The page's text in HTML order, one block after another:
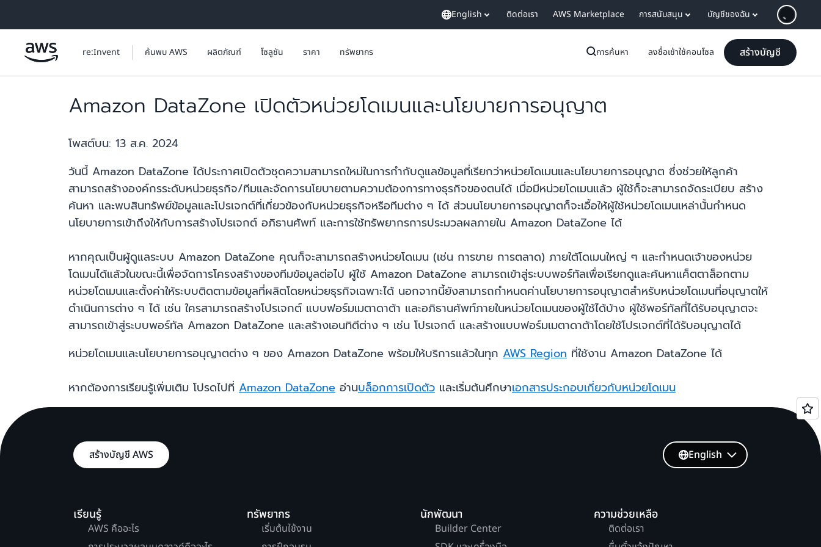
English ติดต่อเรา AWS Marketplace การสนับสนุน บัญชีของฉัน
re:Invent ค้นพบ AWS ผลิตภัณฑ์ โซลูชัน ราคา ทรัพยากร การค้นหา ลงชื่อเข้าใช้คอนโซล สร้างบัญชี
Amazon DataZone เปิดตัวหน่วยโดเมนและนโยบายการอนุญาต
โพสต์บน: 13 ส.ค. 2024
วันนี้ Amazon DataZone ได้ประกาศเปิดตัวชุดความสามารถใหม่ในการกำกับดูแลข้อมูลที่เรียกว่าหน่วยโดเมนและนโยบายการอนุญาต ซึ่งช่วยให้ลูกค้า
สามารถสร้างองค์กรระดับหน่วยธุรกิจ/ทีมและจัดการนโยบายตามความต้องการทางธุรกิจของตนได้ เมื่อมีหน่วยโดเมนแล้ว ผู้ใช้ก็จะสามารถจัดระเบียบ สร้าง
ค้นหา และพบสินทรัพย์ข้อมูลและโปรเจกต์ที่เกี่ยวข้องกับหน่วยธุรกิจหรือทีมต่าง ๆ ได้ ส่วนนโยบายการอนุญาตก็จะเอื้อให้ผู้ใช้หน่วยโดเมนเหล่านั้นกำหนด
นโยบายการเข้าถึงให้กับการสร้างโปรเจกต์ อภิธานศัพท์ และการใช้ทรัพยากรการประมวลผลภายใน Amazon DataZone ได้
หากคุณเป็นผู้ดูแลระบบ Amazon DataZone คุณก็จะสามารถสร้างหน่วยโดเมน (เช่น การขาย การตลาด) ภายใต้โดเมนใหญ่ ๆ และกำหนดเจ้าของหน่วย
โดเมนได้แล้วในขณะนี้เพื่อจัดการโครงสร้างของทีมข้อมูลต่อไป ผู้ใช้ Amazon DataZone สามารถเข้าสู่ระบบพอร์ทัลเพื่อเรียกดูและค้นหาแค็ตตาล็อกตาม
หน่วยโดเมนและตั้งค่าให้ระบบติดตามข้อมูลที่ผลิตโดยหน่วยธุรกิจเฉพาะได้ นอกจากนี้ยังสามารถกำหนดค่านโยบายการอนุญาตสำหรับหน่วยโดเมนที่อนุญาตให้
ดำเนินการต่าง ๆ ได้ เช่น ใครสามารถสร้างโปรเจกต์ แบบฟอร์มเมตาดาต้า และอภิธานศัพท์ภายในหน่วยโดเมนของผู้ใช้ได้บ้าง ผู้ใช้พอร์ทัลที่ได้รับอนุญาตจะ
สามารถเข้าสู่ระบบพอร์ทัล Amazon DataZone และสร้างเอนทิตีต่าง ๆ เช่น โปรเจกต์ และสร้างแบบฟอร์มเมตาดาต้าโดยใช้โปรเจกต์ที่ได้รับอนุญาตได้
หน่วยโดเมนและนโยบายการอนุญาตต่าง ๆ ของ Amazon DataZone พร้อมให้บริการแล้วในทุก AWS Region ที่ใช้งาน Amazon DataZone ได้
หากต้องการเรียนรู้เพิ่มเติม โปรดไปที่ Amazon DataZone อ่านบล็อกการเปิดตัว และเริ่มต้นศึกษาเอกสารประกอบเกี่ยวกับหน่วยโดเมน
สร้างบัญชี AWS
เรียนรู้
AWS คืออะไร
ทรัพยากร
เริ่มต้นใช้งาน
นักพัฒนา
Builder Center
ความช่วยเหลือ
ติดต่อเรา
English